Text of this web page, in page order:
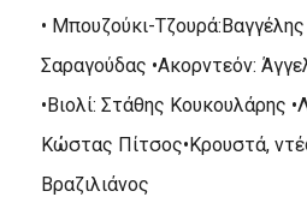
• Mπουζούκι-
Σαραγούδας •Aκορντεόν:
•Bιολί: Στάθης Kουκουλάρης
Kώστας Πίτσος•Kρουστά,
Bραζιλιάνος